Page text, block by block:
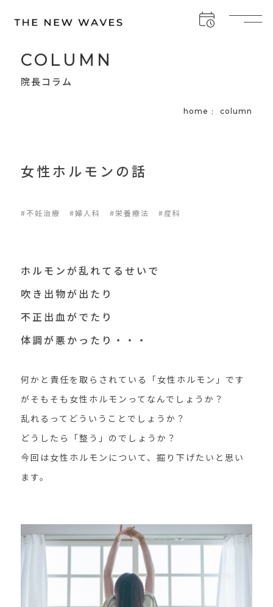
COLUMN
院長コラム
home column
女性ホルモンの話
#不妊治療 #婦人科 #栄養療法 #産科
ホルモンが乱れてるせいで
吹き出物が出たり
不正出血がでたり
体調が悪かったり・・・
何かと責任を取らされている「女性ホルモン」です
がそもそも女性ホルモンってなんでしょうか？
乱れるってどういうことでしょうか？
どうしたら「整う」のでしょうか？
今回は女性ホルモンについて、掘り下げたいと思い
ます。